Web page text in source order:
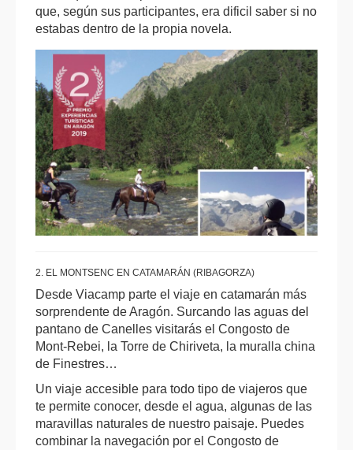
que, según sus participantes, era dificil saber si no
estabas dentro de la propia novela.
2. EL MONTSENC EN CATAMARÁN (RIBAGORZA)
Desde Viacamp parte el viaje en catamarán más
sorprendente de Aragón. Surcando las aguas del
pantano de Canelles visitarás el Congosto de
Mont-Rebei, la Torre de Chiriveta, la muralla china
de Finestres…
Un viaje accesible para todo tipo de viajeros que
te permite conocer, desde el agua, algunas de las
maravillas naturales de nuestro paisaje. Puedes
combinar la navegación por el Congosto de